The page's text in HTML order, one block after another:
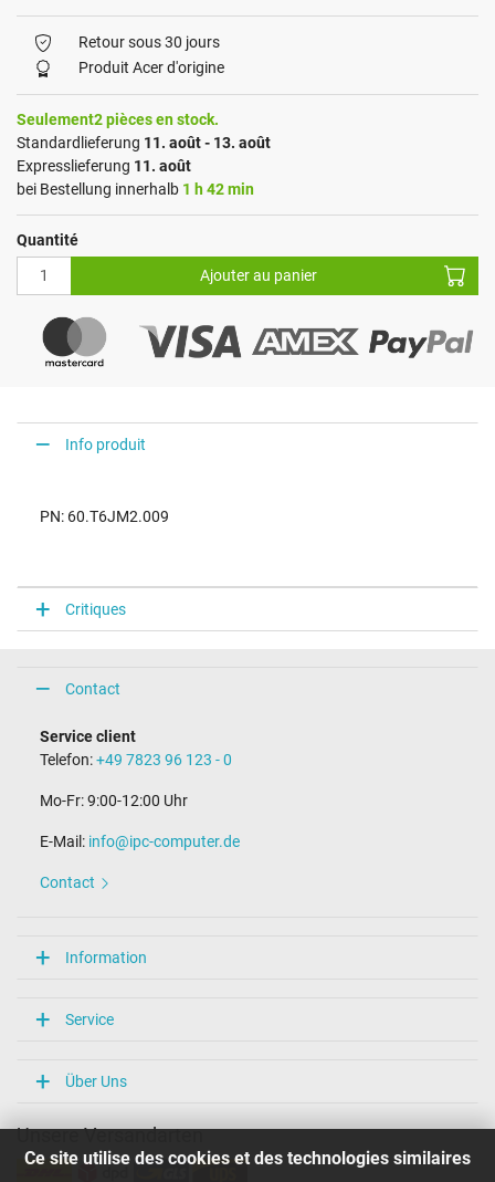
Ce site utilise des cookies et des technologies similaires
Retour sous 30 jours
Produit Acer d'origine
Seulement2 pièces en stock.
Standardlieferung 11. août - 13. août
Expresslieferung 11. août
bei Bestellung innerhalb 1 h 42 min
Quantité
Ajouter au panier
Info produit
PN: 60.T6JM2.009
Critiques
Contact
Service client
Telefon:+49 7823 96 123 - 0
Mo-Fr: 9:00-12:00 Uhr
E-Mail: info@ipc-computer.de
Contact
Information
Service
Über Uns
Unsere Versandarten